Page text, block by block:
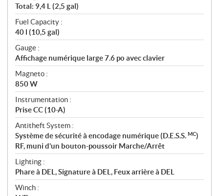
Total: 9,4 L (2,5 gal)
Fuel Capacity :
40 l (10,5 gal)
Gauge :
Affichage numérique large 7.6 po avec clavier
Magneto :
850 W
Instrumentation :
Prise CC (10-A)
Antitheft System :
Système de sécurité à encodage numérique (D.E.S.S. MC)
RF, muni d’un bouton-poussoir Marche/Arrêt
Lighting :
Phare à DEL, Signature à DEL, Feux arrière à DEL
Winch :